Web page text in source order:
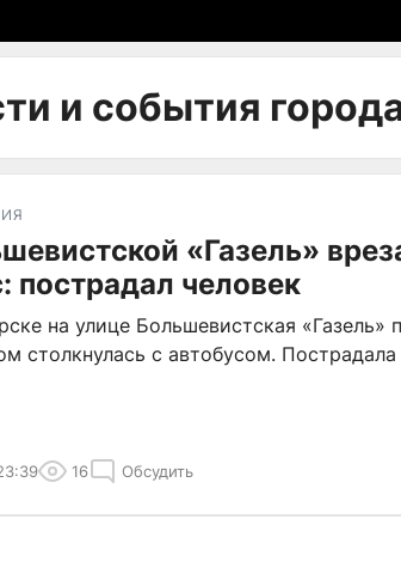
и события
«Газель»
пострадал человек
на улице Большевистская «Газель»
столкнулась с автобусом.
16 Обсудить